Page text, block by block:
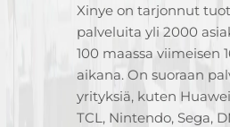
Xinye on tarjonnut
palveluita yli 2000
100 maassa viimeisen
aikana. On suoraan
yrityksiä, kuten
TCL, Nintendo, Sega,